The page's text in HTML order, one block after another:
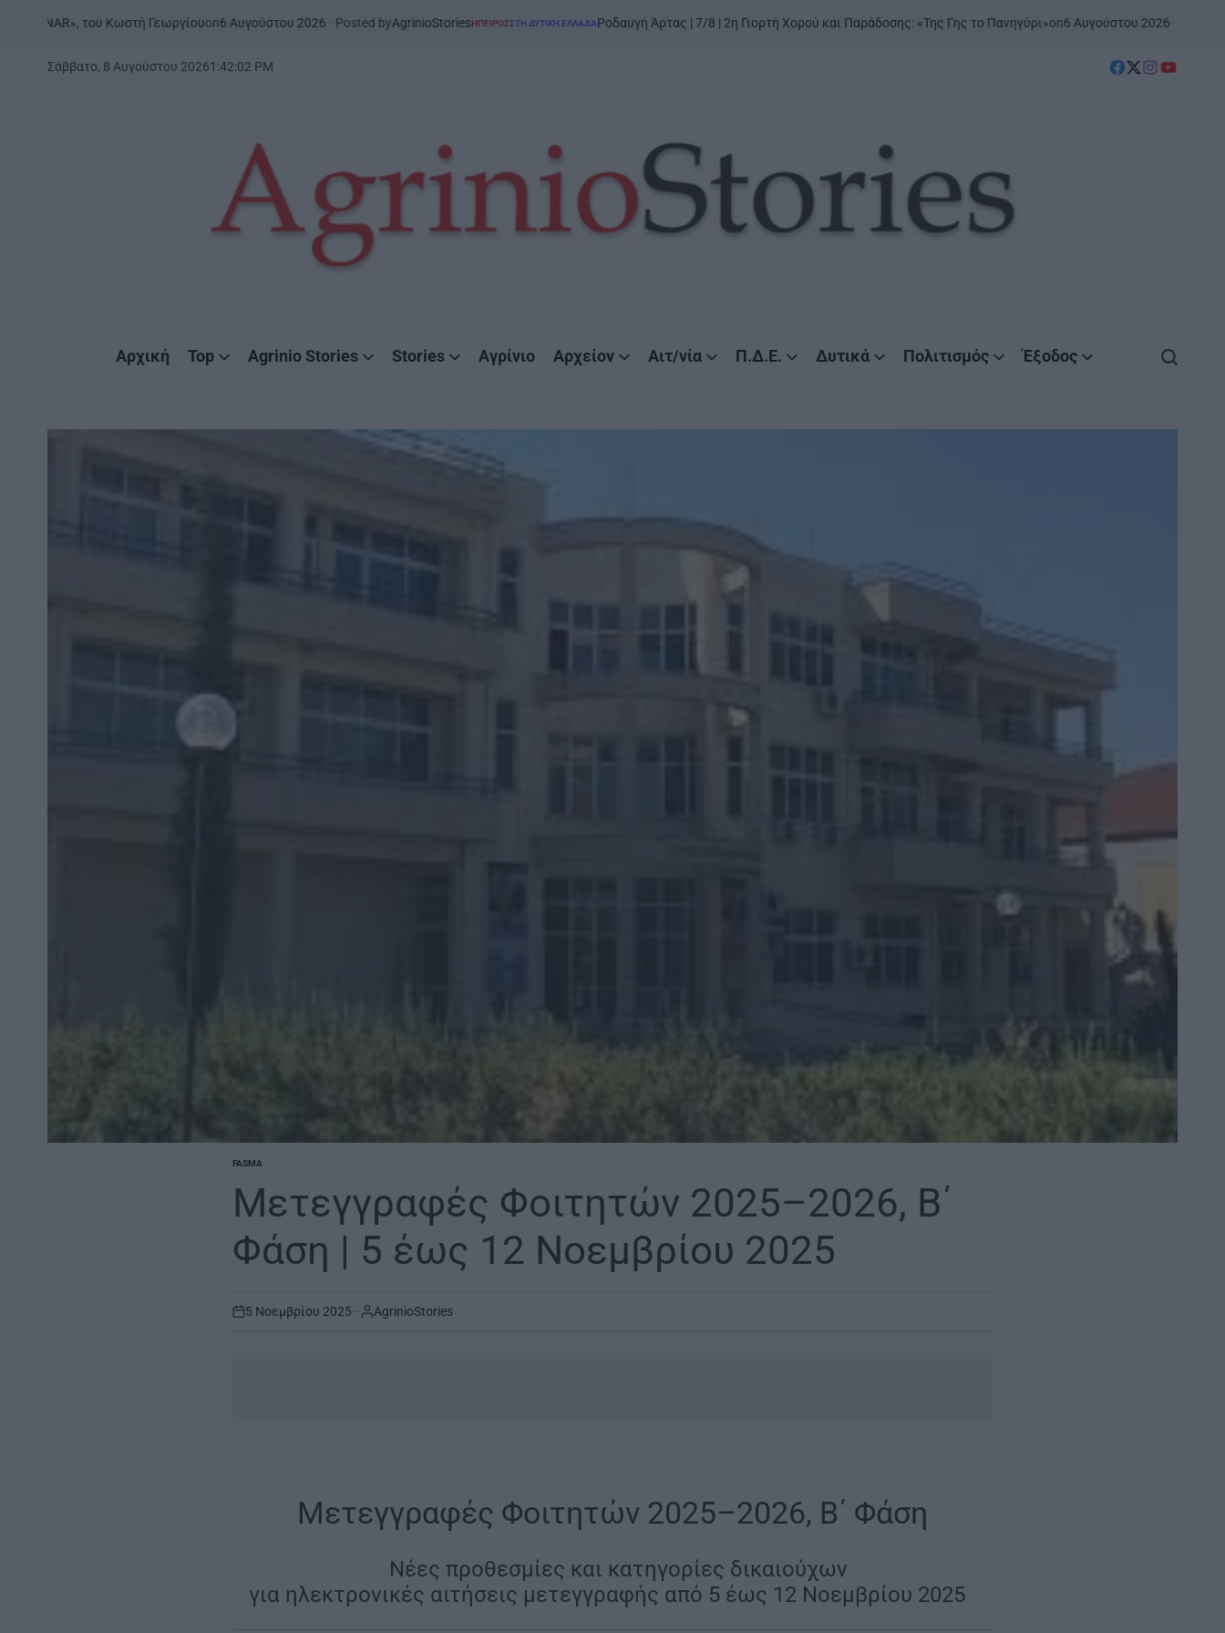
Κωστή Γεωργίουon6 Αυγούστου 2026 Posted byAgrinioStoriesPOSTED
ΉΠΕΙΡΟΣΣΤΗ ΔΥΤΙΚΉ ΕΛΛΆΔΑΡοδαυγή Άρτας | 7/8 | 2η Γιορτή Χορού και Παράδοσης: «Της Γης το Πανηγύρι»on6 Αυγούστου 2026 Posted byAgrinioStories
Σάββατο, 8 Αυγούστου 20261 :42:03 PM
facebook
Twitter
instagram
YouTube
Αρχική Top Agrinio Stories Stories Αγρίνιο Αρχείον Αιτ/νία Π.Δ.Ε. Δυτικά Πολιτισμός Έξοδος
POSTED
FASMA
Μετεγγραφές Φοιτητών 2025–2026, Β΄
Φάση | 5 έως 12 Νοεμβρίου 2025
on
5 Νοεμβρίου 2025 AgrinioStories
Μετεγγραφές Φοιτητών 2025–2026, Β΄ Φάση
Νέες προθεσμίες και κατηγορίες δικαιούχων
για ηλεκτρονικές αιτήσεις μετεγγραφής από 5 έως 12 Νοεμβρίου 2025